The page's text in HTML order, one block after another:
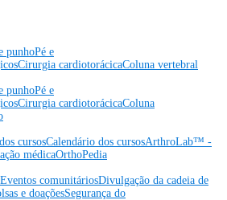
punhoPé e
Cirurgia cardiotorácicaColuna vertebral
punhoPé e
Cirurgia cardiotorácicaColuna
cursosCalendário dos cursosArthroLab™ -
médicaOrthoPedia
Eventos comunitáriosDivulgação da cadeia de
e doaçõesSegurança do